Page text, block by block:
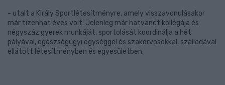
- utalt a Király Sportlétesítményre, amely visszavonulásakor
már tizenhat éves volt. Jelenleg már hatvanöt kollégája és
négyszáz gyerek munkáját, sportolását koordinálja a hét
pályával, egészségügyi egységgel és szakorvosokkal, szállodával
ellátott létesítményben és egyesületben.